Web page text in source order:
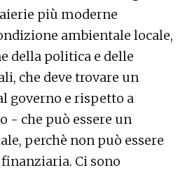
più moderne
ambientale locale,
della politica e delle
che deve trovare un
governo e rispetto a
- che può essere un
perchè non può essere
Ci sono